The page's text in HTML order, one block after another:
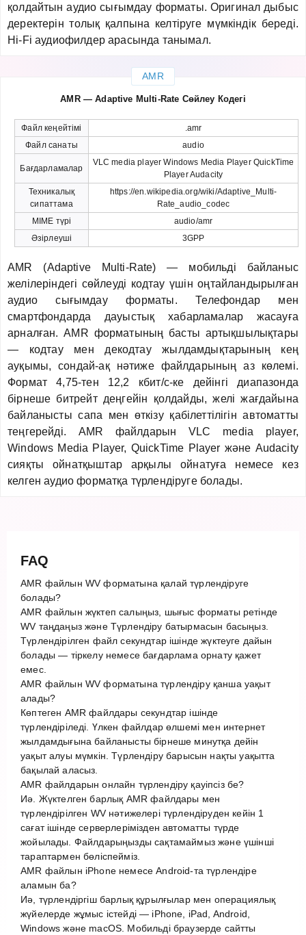
қолдайтын аудио сығымдау форматы. Оригинал дыбыс
деректерін толық қалпына келтіруге мүмкіндік береді.
Hi-Fi аудиофилдер арасында танымал.
AMR
AMR — Adaptive Multi-Rate Сөйлеу Кодегі
Файл кеңейтімі
.amr
Файл санаты
audio
Бағдарламалар
VLC media player Windows Media Player QuickTime
Player Audacity
Техникалық
сипаттама
https://en.wikipedia.org/wiki/Adaptive_Multi-
Rate_audio_codec
MIME түрі
audio/amr
Әзірлеуші
3GPP
AMR (Adaptive Multi-Rate) — мобильді байланыс
желілеріндегі сөйлеуді кодтау үшін оңтайландырылған
аудио сығымдау форматы. Телефондар мен
смартфондарда дауыстық хабарламалар жасауға
арналған. AMR форматының басты артықшылықтары
— кодтау мен декодтау жылдамдықтарының кең
ауқымы, сондай-ақ нәтиже файлдарының аз көлемі.
Формат 4,75-тен 12,2 кбит/с-ке дейінгі диапазонда
бірнеше битрейт деңгейін қолдайды, желі жағдайына
байланысты сапа мен өткізу қабілеттілігін автоматты
теңгерейді. AMR файлдарын VLC media player,
Windows Media Player, QuickTime Player және Audacity
сияқты ойнатқыштар арқылы ойнатуға немесе кез
келген аудио форматқа түрлендіруге болады.
FAQ
AMR файлын WV форматына қалай түрлендіруге
болады?
AMR файлын жүктеп салыңыз, шығыс форматы ретінде
WV таңдаңыз және Түрлендіру батырмасын басыңыз.
Түрлендірілген файл секундтар ішінде жүктеуге дайын
болады — тіркелу немесе бағдарлама орнату қажет
емес.
AMR файлын WV форматына түрлендіру қанша уақыт
алады?
Көптеген AMR файлдары секундтар ішінде
түрлендіріледі. Үлкен файлдар өлшемі мен интернет
жылдамдығына байланысты бірнеше минутқа дейін
уақыт алуы мүмкін. Түрлендіру барысын нақты уақытта
бақылай аласыз.
AMR файлдарын онлайн түрлендіру қауіпсіз бе?
Иә. Жүктелген барлық AMR файлдары мен
түрлендірілген WV нәтижелері түрлендіруден кейін 1
сағат ішінде серверлерімізден автоматты түрде
жойылады. Файлдарыңызды сақтамаймыз және үшінші
тараптармен бөліспейміз.
AMR файлын iPhone немесе Android-та түрлендіре
аламын ба?
Иә, түрлендіргіш барлық құрылғылар мен операциялық
жүйелерде жұмыс істейді — iPhone, iPad, Android,
Windows және macOS. Мобильді браузерде сайтты